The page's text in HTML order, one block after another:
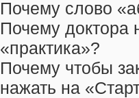
Почему слово
Почему доктора
«практика»?
Почему чтобы
нажать на